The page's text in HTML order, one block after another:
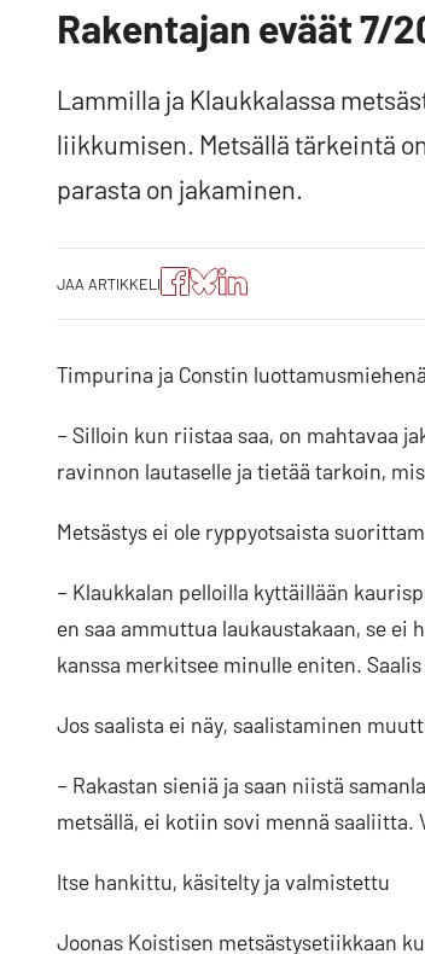
Rakentajan eväät 7/
Lammilla ja Klaukkalassa
liikkumisen. Metsällä tärkeintä
parasta on jakaminen.
JAA ARTIKKELI
JaaJaaJako:
Timpurina ja Constin
– Silloin kun riistaa saa, on mahtavaa
ravinnon lautaselle ja tietää tarkoin,
Metsästys ei ole ryppyotsaista
– Klaukkalan pelloilla kyttäillään
en saa ammuttua laukaustakaan, se
kanssa merkitsee minulle eniten.
Jos saalista ei näy, saalistaminen
– Rakastan sieniä ja saan niistä
metsällä, ei kotiin sovi mennä
Itse hankittu, käsitelty ja valmistettu
Joonas Koistisen metsästysetiikkaan